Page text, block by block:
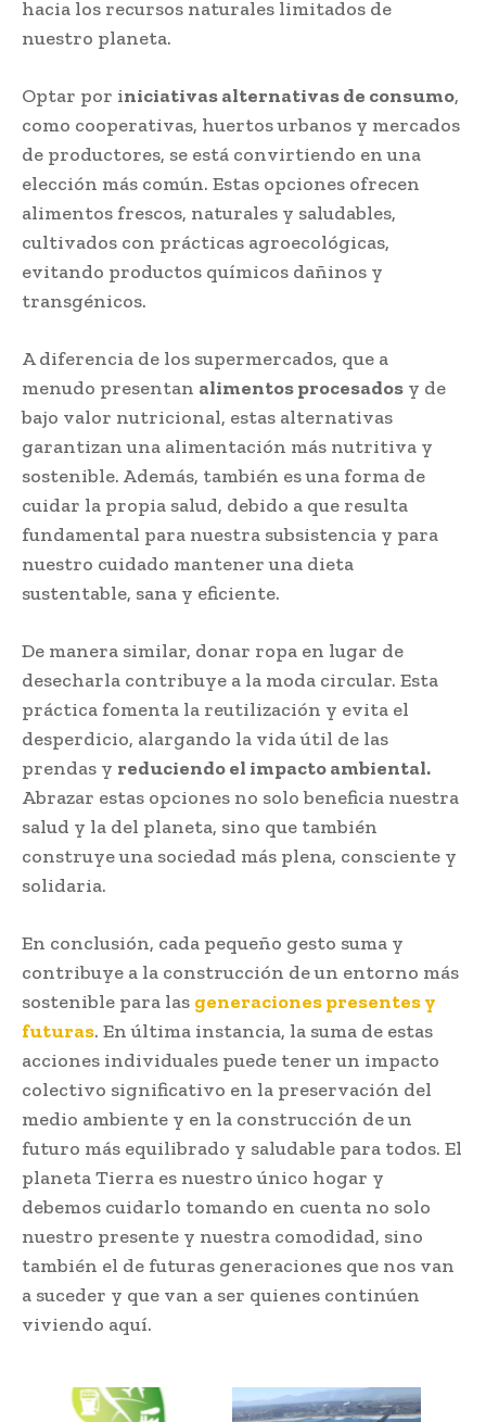
hacia los recursos naturales limitados de
nuestro planeta.
Optar por iniciativas alternativas de consumo,
como cooperativas, huertos urbanos y mercados
de productores, se está convirtiendo en una
elección más común. Estas opciones ofrecen
alimentos frescos, naturales y saludables,
cultivados con prácticas agroecológicas,
evitando productos químicos dañinos y
transgénicos.
A diferencia de los supermercados, que a
menudo presentan alimentos procesados y de
bajo valor nutricional, estas alternativas
garantizan una alimentación más nutritiva y
sostenible. Además, también es una forma de
cuidar la propia salud, debido a que resulta
fundamental para nuestra subsistencia y para
nuestro cuidado mantener una dieta
sustentable, sana y eficiente.
De manera similar, donar ropa en lugar de
desecharla contribuye a la moda circular. Esta
práctica fomenta la reutilización y evita el
desperdicio, alargando la vida útil de las
prendas y reduciendo el impacto ambiental.
Abrazar estas opciones no solo beneficia nuestra
salud y la del planeta, sino que también
construye una sociedad más plena, consciente y
solidaria.
En conclusión, cada pequeño gesto suma y
contribuye a la construcción de un entorno más
sostenible para las generaciones presentes y
futuras. En última instancia, la suma de estas
acciones individuales puede tener un impacto
colectivo significativo en la preservación del
medio ambiente y en la construcción de un
futuro más equilibrado y saludable para todos. El
planeta Tierra es nuestro único hogar y
debemos cuidarlo tomando en cuenta no solo
nuestro presente y nuestra comodidad, sino
también el de futuras generaciones que nos van
a suceder y que van a ser quienes continúen
viviendo aquí.